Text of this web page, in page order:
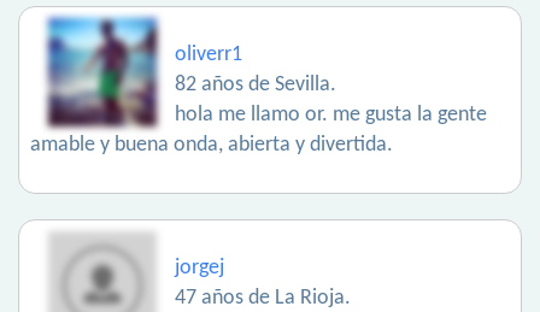
oliverr1
82 años de Sevilla.
hola me llamo or. me gusta la gente
amable y buena onda, abierta y divertida.
jorgej
47 años de La Rioja.